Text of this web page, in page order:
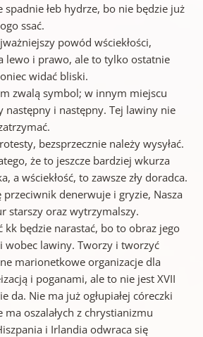
spadnie łeb hydrze, bo nie będzie już
ssać.
powód wściekłości,
lewo i prawo, ale to tylko ostatnie
widać bliski.
zwalą symbol; w innym miejscu
następny i następny. Tej lawiny nie
bezsprzecznie należy wysyłać.
że to jeszcze bardziej wkurza
a wściekłość, to zawsze zły doradca.
przeciwnik denerwuje i gryzie, Nasza
starszy oraz wytrzymalszy.
kk będzie narastać, bo to obraz jego
wobec lawiny. Tworzy i tworzyć
marionetkowe organizacje dla
i poganami, ale to nie jest XVII
da. Nie ma już ogłupiałej córeczki
ma oszalałych z chrystianizmu
i Irlandia odwraca się